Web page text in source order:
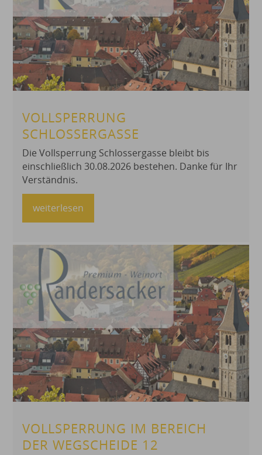
VOLLSPERRUNG
SCHLOSSERGASSE
Die Vollsperrung Schlossergasse bleibt bis
einschließlich 30.08.2026 bestehen. Danke für Ihr
Verständnis.
weiterlesen
VOLLSPERRUNG IM BEREICH
DER WEGSCHEIDE 12